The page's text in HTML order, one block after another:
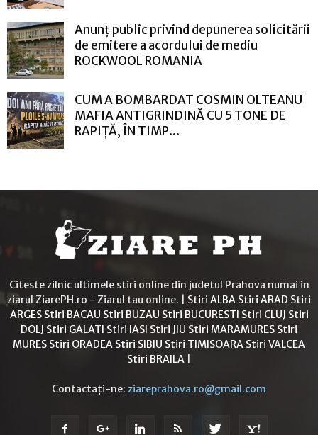
Anunț public privind depunerea solicitării
de emitere a acordului de mediu
ROCKWOOL ROMANIA
CUM A BOMBARDAT COSMIN OLTEANU
MAFIA ANTIGRINDINĂ CU 5 TONE DE
RAPIȚĂ, ÎN TIMP...
Citeste zilnic ultimele stiri online din judetul Prahova numai in
ziarul ZiarePH.ro - Ziarul tau online. | Stiri ALBA Stiri ARAD Stiri
ARGES Stiri BACAU Stiri BUZAU Stiri BUCURESTI Stiri CLUJ Stiri
DOLJ Stiri GALATI Stiri IASI Stiri JIU Stiri MARAMURES Stiri
MURES Stiri ORADEA Stiri SIBIU Stiri TIMISOARA Stiri VALCEA
Stiri BRAILA
Contactați-ne: ziareprahova.ro@gmail.com